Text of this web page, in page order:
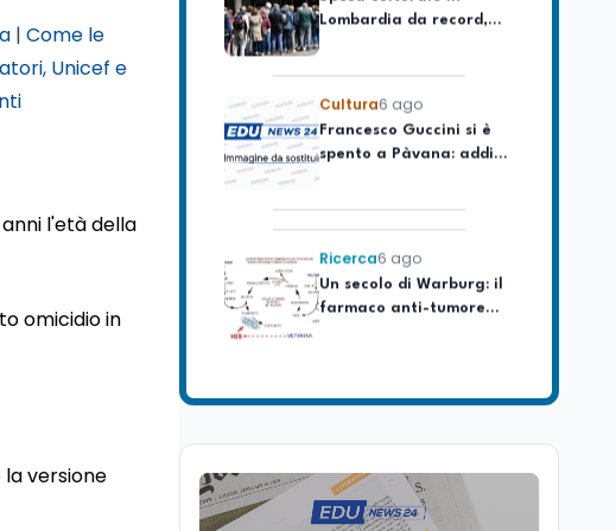
| Come le
Unicef e
l'età della
omicidio in
versione
ma la voragine Nord-
Cultura6 ago
Francesco Guccini si è
spento a Pàvana: addio
al Maestrone
Ricerca6 ago
Un secolo di Warburg: il
farmaco anti-tumore
che accende la glicolisi
reattori spenti
Scuola 6 ago
Posizioni economiche